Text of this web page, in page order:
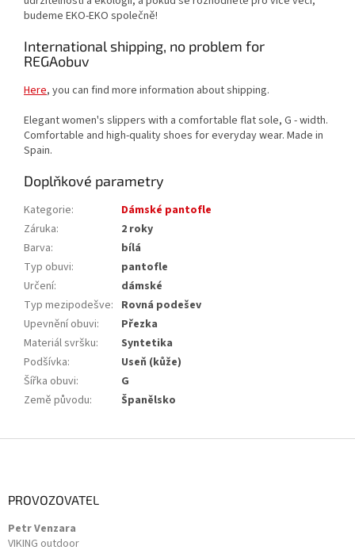
budeme EKO-EKO společně!
International shipping, no problem for
REGAobuv
Here, you can find more information about shipping.
Elegant women's slippers with a comfortable flat sole, G - width.
Comfortable and high-quality shoes for everyday wear. Made in
Spain.
Doplňkové parametry
Kategorie:
Dámské pantofle
Záruka:
2 roky
Barva:
bílá
Typ obuvi:
pantofle
Určení:
dámské
Typ mezipodešve: Rovná podešev
Upevnění obuvi:
Přezka
Materiál svršku:
Syntetika
Podšívka:
Useň (kůže)
Šířka obuvi:
G
Země původu: Španělsko
PROVOZOVATEL
Petr Venzara
VIKING outdoor